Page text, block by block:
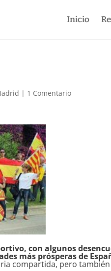
Inicio
| 1 Comentario
con algunos
más prósperas de
compartida, pero